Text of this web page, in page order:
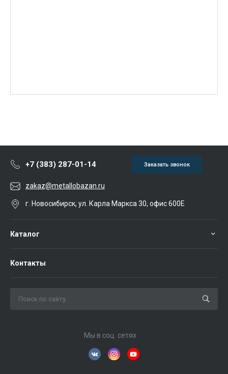
+7 (383) 287-01-14 Заказать звонок
zakaz@metallobazan.ru
г. Новосибирск, ул. Карла Маркса 30, офис 600Е
Каталог
Контакты
Мы в соц. сетях